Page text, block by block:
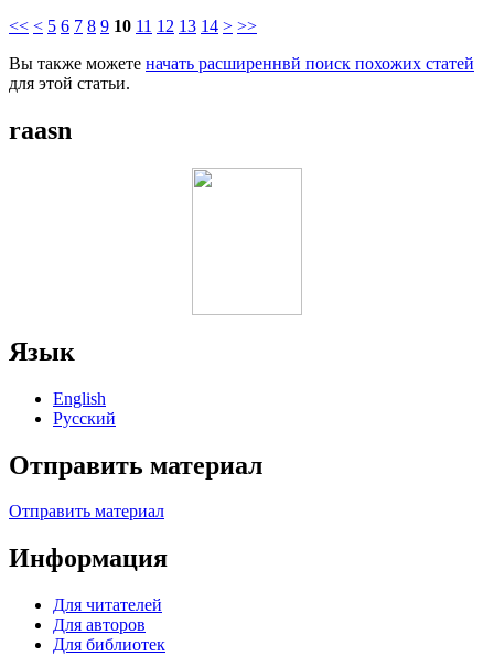
<< < 5 6 7 8 9 10 11 12 13 14 > >>
Вы также можете начать расширеннвй поиск похожих статей
для этой статьи.
raasn
Язык
English
Русский
Отправить материал
Отправить материал
Информация
Для читателей
Для авторов
Для библиотек